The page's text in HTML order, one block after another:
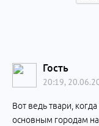
Гость
20:19,
Вот ведь твари,
основным городам